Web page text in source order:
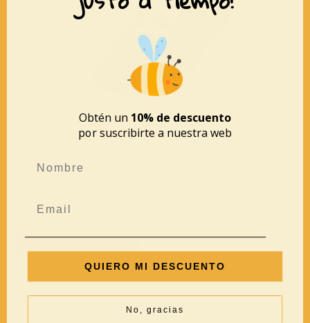
Obtén un 10% de descuento
por suscribirte a nuestra web
QUIERO MI DESCUENTO
No, gracias